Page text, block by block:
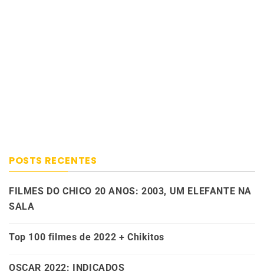
POSTS RECENTES
FILMES DO CHICO 20 ANOS: 2003, UM ELEFANTE NA
SALA
Top 100 filmes de 2022 + Chikitos
OSCAR 2022: INDICADOS